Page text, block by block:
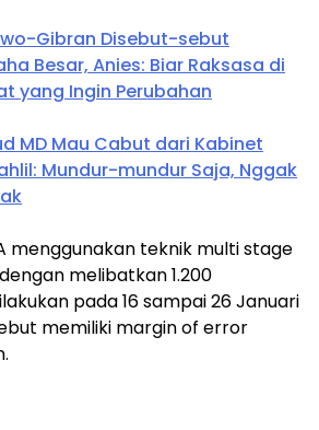
Gibran Disebut-sebut
Besar, Anies: Biar Raksasa di
yang Ingin Perubahan
MD Mau Cabut dari Kabinet
Mundur-mundur Saja, Nggak
menggunakan teknik multi stage
melibatkan 1.200
pada 16 sampai 26 Januari
memiliki margin of error